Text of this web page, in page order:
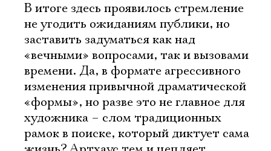
В итоге здесь проявилось стремление
не угодить ожиданиям публики, но
заставить задуматься как над
«вечными» вопросами, так и вызовами
времени. Да, в формате агрессивного
изменения привычной драматической
«формы», но разве это не главное для
художника – слом традиционных
рамок в поиске, который диктует сама